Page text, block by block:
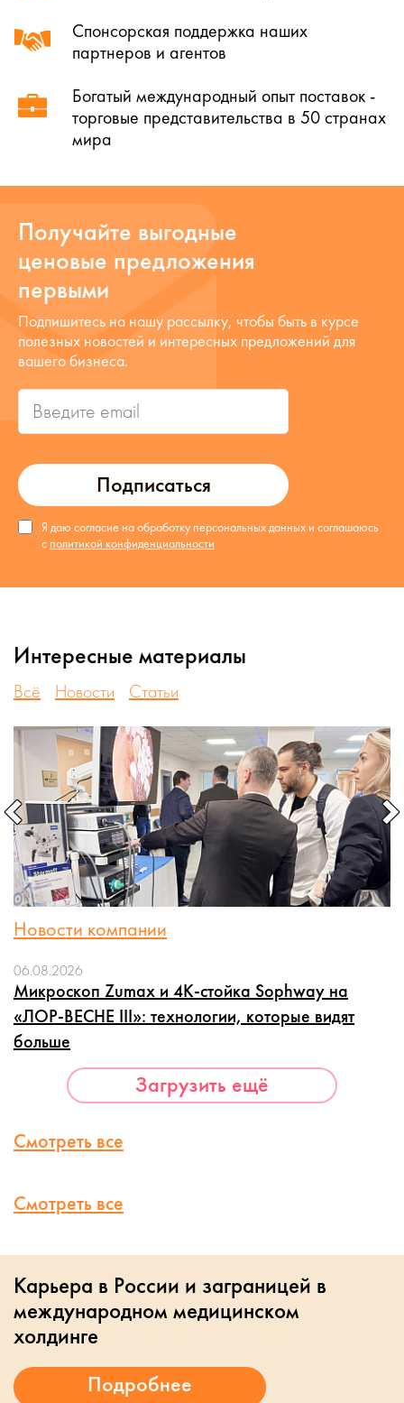
Спонсорская поддержка наших
партнеров и агентов
Богатый международный опыт поставок -
торговые представительства в 50 странах
мира
Получайте выгодные
ценовые предложения
первыми
Подписаться
Я даю согласие на обработку персональных данных и соглашаюсь
с политикой конфиденциальности
Подпишитесь на нашу рассылку, чтобы быть в курсе
полезных новостей и интересных предложений для
вашего бизнеса.
Интересные материалы
Всё Новости Статьи
Новости компании
06.08.2026
Микроскоп Zumax и 4K-стойка Sophway на
«ЛОР-ВЕСНЕ III»: технологии, которые видят
больше
Загрузить ещё
Смотреть все
Смотреть все
Карьера в России и заграницей в
международном медицинском
холдинге